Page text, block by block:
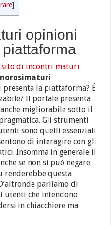
]
opinioni
sito di incontri maturi
presenta la piattaforma? É
Il portale presenta
migliorabile sotto il
Gli strumenti
sono quelli essenziali
di interagire con gli
Insomma in generale il
se non si può negare
renderebbe questa
parliamo di
utenti che intendono
in chiacchiere ma